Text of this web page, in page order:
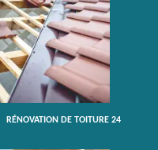
RÉNOVATION DE TOITURE 24